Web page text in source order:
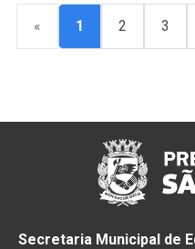
« 1 2 3
Secretaria Municipal de